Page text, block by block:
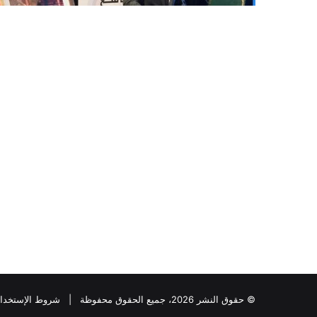
© حقوق النشر 2026، جميع الحقوق محفوظة | شروط